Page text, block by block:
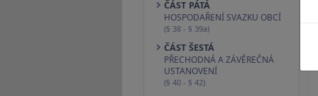
ČÁST PÁTÁ
HOSPODAŘENÍ SVAZKU OBCÍ
(§ 38 - § 39a)
ČÁST ŠESTÁ
PŘECHODNÁ A ZÁVĚREČNÁ
USTANOVENÍ
(§ 40 - § 42)